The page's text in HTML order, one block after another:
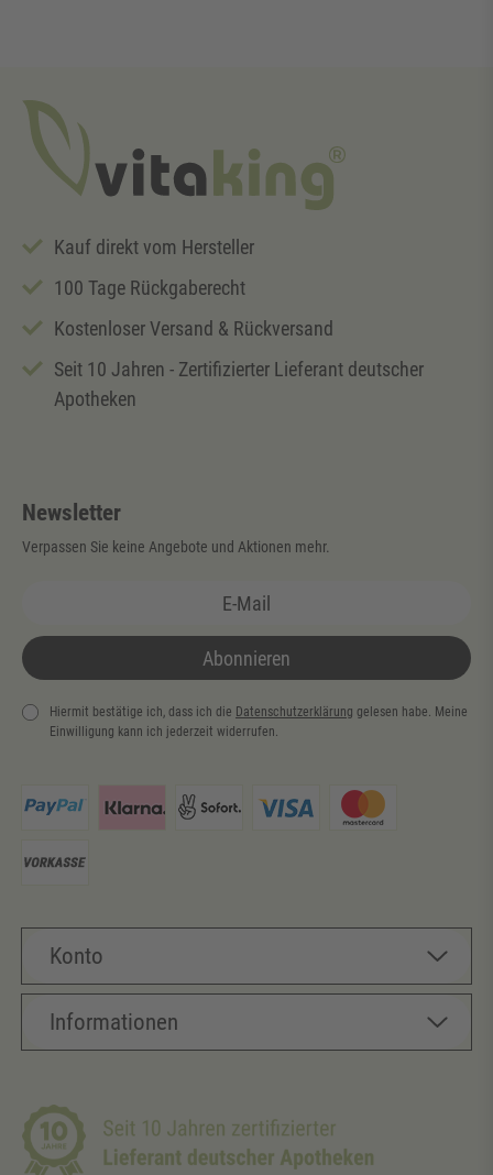
Kauf direkt vom Hersteller
100 Tage Rückgaberecht
Kostenloser Versand & Rückversand
Seit 10 Jahren - Zertifizierter Lieferant deutscher
Apotheken
Newsletter
Verpassen Sie keine Angebote und Aktionen mehr.
Abonnieren
Hiermit bestätige ich, dass ich die Daten­schutz­erklärung gelesen habe. Meine
Einwilligung kann ich jederzeit widerrufen.
Konto
Informationen